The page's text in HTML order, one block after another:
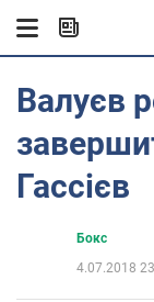
Валуєв
Гассiєв
Бокс
4.07.2018